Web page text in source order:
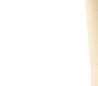
Goldwell Dualsenses Rich